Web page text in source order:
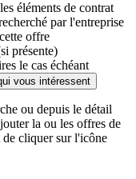
éléments de contrat
par l'entreprise
offre
présente)
le cas échéant
vous intéressent
ou depuis le détail
la ou les offres de
cliquer sur l'icône